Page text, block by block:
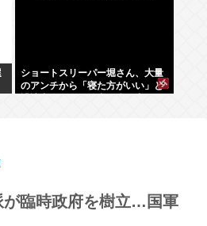
ショートスリーパー堀さん、大量
のアンチから「寝た方がいい」と
が臨時政府を樹立…国軍